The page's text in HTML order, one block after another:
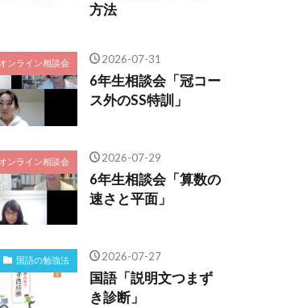
方法
オンライン相談会 2026-07-31
6年生相談会「冠コー
ス外のSS特訓」
オンライン相談会 2026-07-29
6年生相談会「算数の
速さと平面」
国語の勉強法 2026-07-27
国語「説明文つまず
き診断」